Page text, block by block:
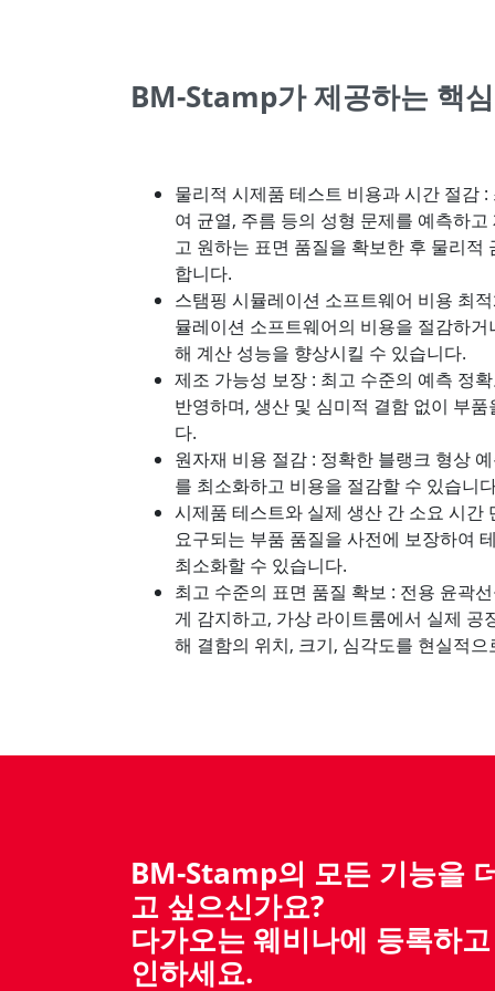
BM-Stamp가 제공하는 핵
물리적 시제품 테스트 비용과 시간 절감
여 균열, 주름 등의 성형 문제를 예측하
고 원하는 표면 품질을 확보한 후 물리적
합니다.
스탬핑 시뮬레이션 소프트웨어 비용 최
뮬레이션 소프트웨어의 비용을 절감하
해 계산 성능을 향상시킬 수 있습니다.
제조 가능성 보장 : 최고 수준의 예측 정
반영하며, 생산 및 심미적 결함 없이 부
다.
원자재 비용 절감 : 정확한 블랭크 형상
를 최소화하고 비용을 절감할 수 있습니
시제품 테스트와 실제 생산 간 소요 시간
요구되는 부품 품질을 사전에 보장하여
최소화할 수 있습니다.
최고 수준의 표면 품질 확보 : 전용 윤곽
게 감지하고, 가상 라이트룸에서 실제 공
해 결함의 위치, 크기, 심각도를 현실적
BM-Stamp의 모든 기능을
고 싶으신가요?
다가오는 웨비나에 등록하
인하세요.